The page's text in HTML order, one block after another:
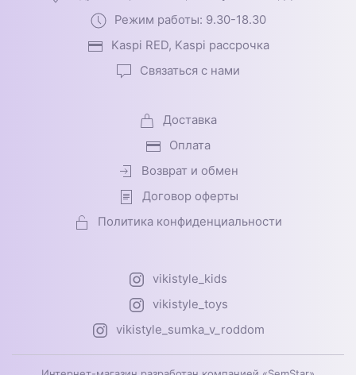
Режим работы: 9.30-18.30
Kaspi RED, Kaspi рассрочка
Связаться с нами
Доставка
Оплата
Возврат и обмен
Договор оферты
Политика конфиденциальности
vikistyle_kids
vikistyle_toys
vikistyle_sumka_v_roddom